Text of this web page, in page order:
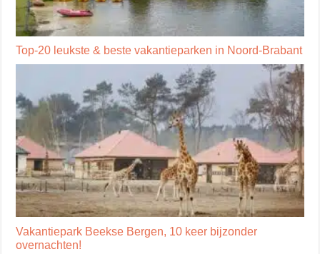
Top-20 leukste & beste vakantieparken in Noord-Brabant
Vakantiepark Beekse Bergen, 10 keer bijzonder
overnachten!